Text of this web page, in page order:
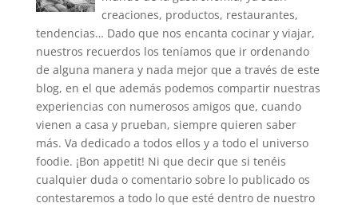
creaciones, productos, restaurantes,
tendencias… Dado que nos encanta cocinar y viajar,
nuestros recuerdos los teníamos que ir ordenando
de alguna manera y nada mejor que a través de este
blog, en el que además podemos compartir nuestras
experiencias con numerosos amigos que, cuando
vienen a casa y prueban, siempre quieren saber
más. Va dedicado a todos ellos y a todo el universo
foodie. ¡Bon appetit! Ni que decir que si tenéis
cualquier duda o comentario sobre lo publicado os
contestaremos a todo lo que esté dentro de nuestro